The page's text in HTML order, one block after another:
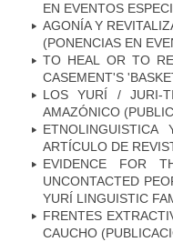
EN EVENTOS
AGONÍA Y
(PONENCIAS EN
TO HEAL OR TO
CASEMENT'S
LOS YURÍ / JURI-
AMAZÓNICO
ARTÍCULO DE
EVIDENCE FOR
UNCONTACTED
YURÍ LINGUISTIC
FRENTES
CAUCHO